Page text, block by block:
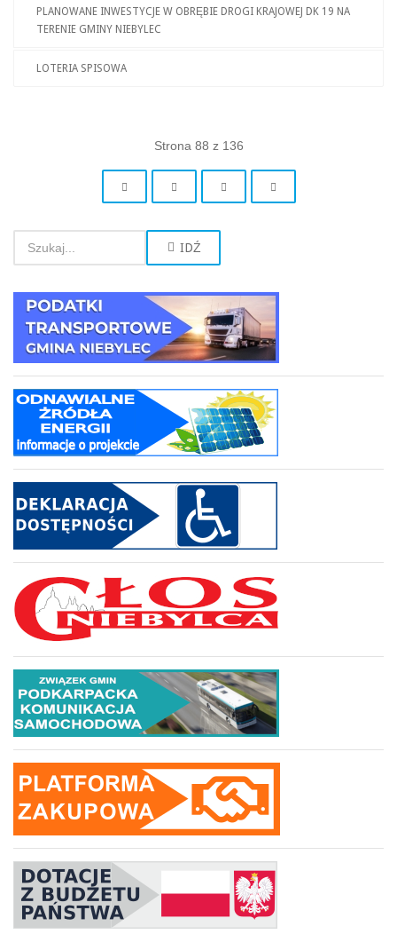
PLANOWANE INWESTYCJE W OBRĘBIE DROGI KRAJOWEJ DK 19 NA
TERENIE GMINY NIEBYLEC
LOTERIA SPISOWA
Strona 88 z 136
IDŹ